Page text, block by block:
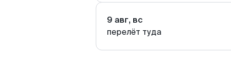
9 авг, вс
перелёт туда